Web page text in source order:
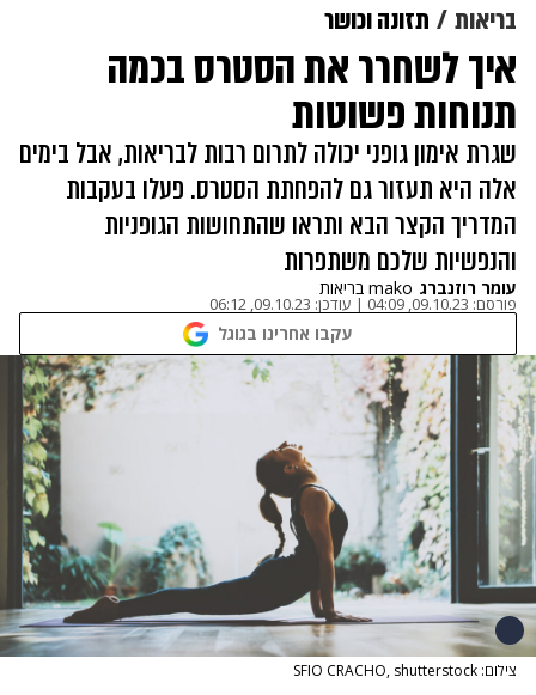
בריאות תזונה וכושר
איך לשחרר את הסטרס בכמה
תנוחות פשוטות
שגרת אימון גופני יכולה לתרום רבות לבריאות, אבל בימים
אלה היא תעזור גם להפחתת הסטרס. פעלו בעקבות
המדריך הקצר הבא ותראו שהתחושות הגופניות
והנפשיות שלכם משתפרות
עומר רוזנברג mako בריאות
פורסם: 09.10.23, 04:09
| עודכן: 09.10.23, 06:12
עקבו אחרינו בגוגל
צילום: SFIO CRACHO, shutterstock